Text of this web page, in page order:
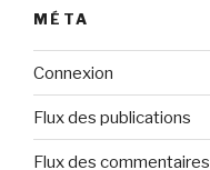
MÉTA
Connexion
Flux des publications
Flux des commentaires